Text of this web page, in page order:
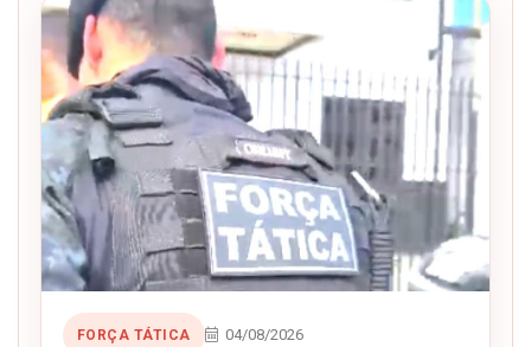
FORÇA TÁTICA 04/08/2026